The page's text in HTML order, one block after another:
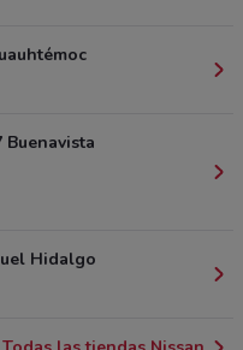
Buenavista
Hidalgo